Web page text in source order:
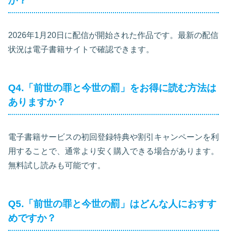
2026年1月20日に配信が開始された作品です。最新の配信
状況は電子書籍サイトで確認できます。
Q4.「前世の罪と今世の罰」をお得に読む方法は
ありますか？
電子書籍サービスの初回登録特典や割引キャンペーンを利
用することで、通常より安く購入できる場合があります。
無料試し読みも可能です。
Q5.「前世の罪と今世の罰」はどんな人におすす
めですか？